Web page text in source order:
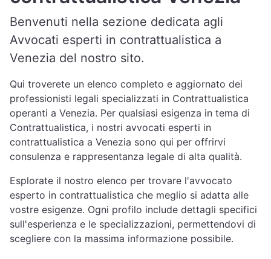
Benvenuti nella sezione dedicata agli
Avvocati esperti in contrattualistica a
Venezia del nostro sito.
Qui troverete un elenco completo e aggiornato dei
professionisti legali specializzati in Contrattualistica
operanti a Venezia. Per qualsiasi esigenza in tema di
Contrattualistica, i nostri avvocati esperti in
contrattualistica a Venezia sono qui per offrirvi
consulenza e rappresentanza legale di alta qualità.
Esplorate il nostro elenco per trovare l'avvocato
esperto in contrattualistica che meglio si adatta alle
vostre esigenze. Ogni profilo include dettagli specifici
sull'esperienza e le specializzazioni, permettendovi di
scegliere con la massima informazione possibile.